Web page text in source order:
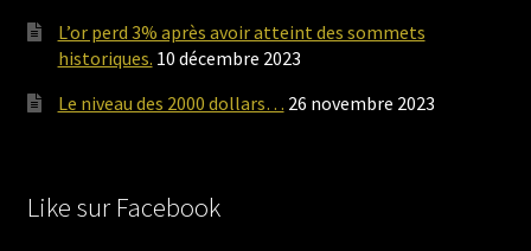
L’or perd 3% après avoir atteint des sommets
historiques. 10 décembre 2023
Le niveau des 2000 dollars… 26 novembre 2023
Like sur Facebook